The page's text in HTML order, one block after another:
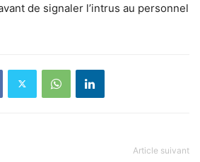
de signaler l’intrus au personnel
Article suivant